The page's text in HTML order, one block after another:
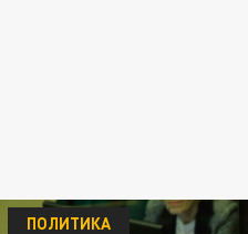
ПОЛИТИКА